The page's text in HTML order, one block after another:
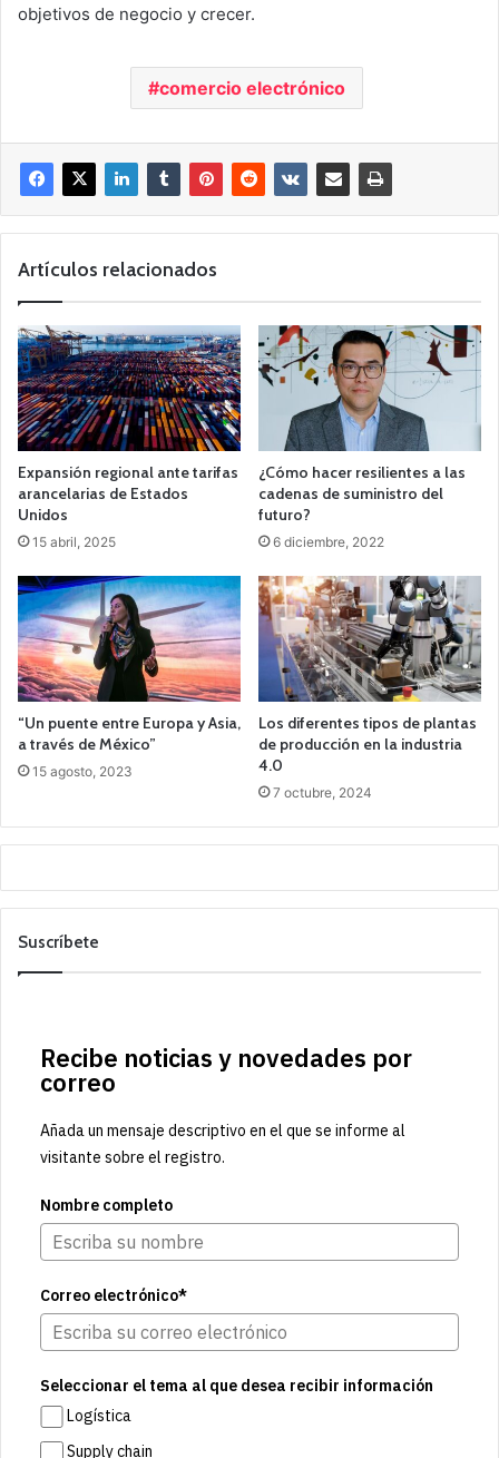
objetivos de negocio y crecer.
comercio electrónico
Artículos relacionados
Expansión regional ante tarifas
arancelarias de Estados
Unidos
15 abril, 2025
¿Cómo hacer resilientes a las
cadenas de suministro del
futuro?
6 diciembre, 2022
“Un puente entre Europa y Asia,
a través de México”
15 agosto, 2023
Los diferentes tipos de plantas
de producción en la industria
4.0
7 octubre, 2024
Suscríbete
Recibe noticias y novedades por
correo
Añada un mensaje descriptivo en el que se informe al
visitante sobre el registro.
Nombre completo
Correo electrónico*
Seleccionar el tema al que desea recibir información
Logística
Supply chain